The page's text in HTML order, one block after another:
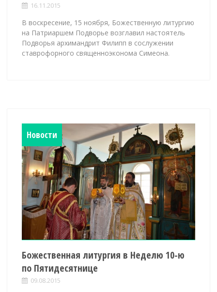
16.11.2015
В воскресение, 15 ноября, Божественную литургию
на Патриаршем Подворье возглавил настоятель
Подворья архимандрит Филипп в сослужении
ставрофорного священноэконома Симеона.
Новости
Божественная литургия в Неделю 10-ю
по Пятидесятнице
09.08.2015